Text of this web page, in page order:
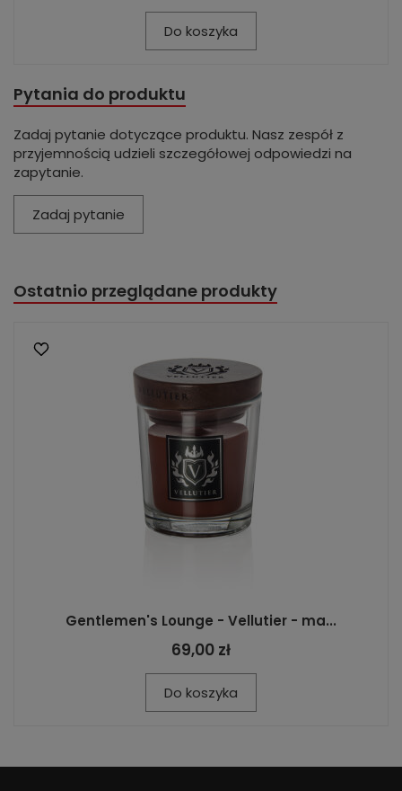
Do koszyka
Pytania do produktu
Zadaj pytanie dotyczące produktu. Nasz zespół z
przyjemnością udzieli szczegółowej odpowiedzi na
zapytanie.
Zadaj pytanie
Ostatnio przeglądane produkty
Gentlemen's Lounge - Vellutier - ma...
69,00 zł
Do koszyka